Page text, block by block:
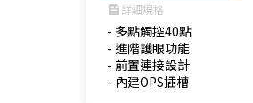
feed詳細規格
- 多點觸控40點
- 進階護眼功能
- 前置連接設計
- 內建OPS插槽